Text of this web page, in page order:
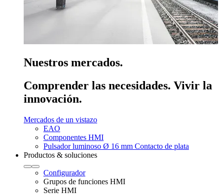
Nuestros mercados.
Comprender las necesidades. Vivir la
innovación.
Mercados de un vistazo
EAO
Componentes HMI
Pulsador luminoso Ø 16 mm Contacto de plata
Productos & soluciones
Configurador
Grupos de funciones HMI
Serie HMI